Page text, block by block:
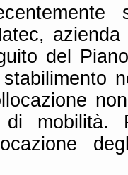
del
di mobilità.